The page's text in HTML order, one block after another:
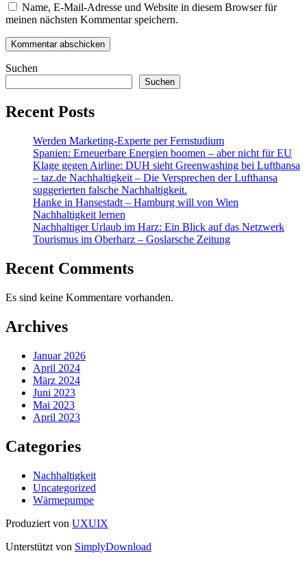
Name, E-Mail-Adresse und Website in diesem Browser für
meinen nächsten Kommentar speichern.
Suchen
Suchen
Recent Posts
Werden Marketing-Experte per Fernstudium
Spanien: Erneuerbare Energien boomen – aber nicht für EU
Klage gegen Airline: DUH sieht Greenwashing bei Lufthansa
– taz.de Nachhaltigkeit – Die Versprechen der Lufthansa
suggerierten falsche Nachhaltigkeit.
Hanke in Hansestadt – Hamburg will von Wien
Nachhaltigkeit lernen
Nachhaltiger Urlaub im Harz: Ein Blick auf das Netzwerk
Tourismus im Oberharz – Goslarsche Zeitung
Recent Comments
Es sind keine Kommentare vorhanden.
Archives
Januar 2026
April 2024
März 2024
Juni 2023
Mai 2023
April 2023
Categories
Nachhaltigkeit
Uncategorized
Wärmepumpe
Produziert von UXUIX
Unterstützt von SimplyDownload